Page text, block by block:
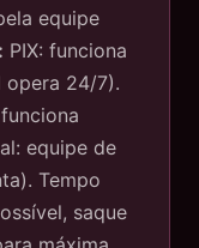
equipe
PIX: funciona
opera 24/7).
equipe de
Tempo
saque